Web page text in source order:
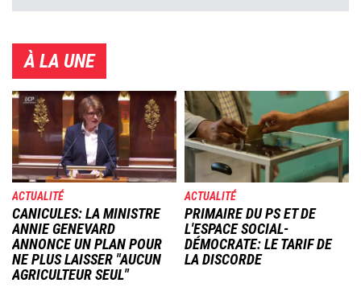
À LA UNE
Image
ACTUALITÉ
CANICULES: LA MINISTRE
ANNIE GENEVARD
ANNONCE UN PLAN POUR
NE PLUS LAISSER "AUCUN
AGRICULTEUR SEUL"
Image
ACTUALITÉ
PRIMAIRE DU PS ET DE
L'ESPACE SOCIAL-
DÉMOCRATE: LE TARIF DE
LA DISCORDE